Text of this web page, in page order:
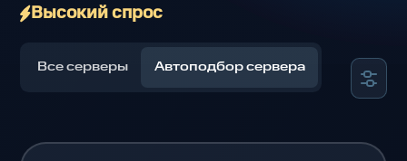
Высокий спрос
Все серверы Автоподбор сервера